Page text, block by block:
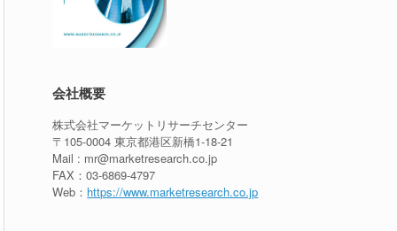
会社概要
株式会社マーケットリサーチセンター
〒105-0004 東京都港区新橋1-18-21
Mail : mr@marketresearch.co.jp
FAX：03-6869-4797
Web： https://www.marketresearch.co.jp